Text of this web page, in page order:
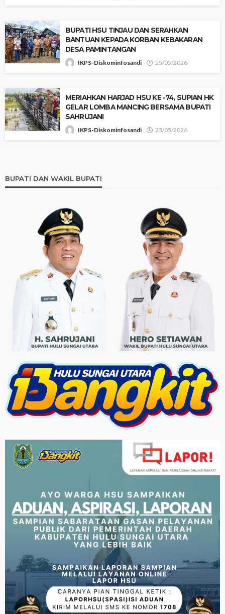
‎BUPATI HSU TINJAU DAN SERAHKAN
BANTUAN KEPADA KORBAN KEBAKARAN
DESA PAMINTANGAN
IKPS-Diskominfosandi 25/05/2026
‎​MERIAHKAN HARJAD HSU KE -74, SUPIAN HK
GELAR LOMBA MANCING BERSAMA BUPATI
SAHRUJANI
IKPS-Diskominfosandi 23/05/2026
BUPATI DAN WAKIL BUPATI